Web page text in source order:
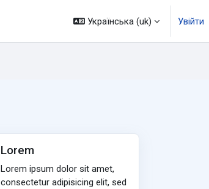
Українська ‎(uk)‎ Увійти
Lorem
Lorem ipsum dolor sit amet,
consectetur adipisicing elit, sed